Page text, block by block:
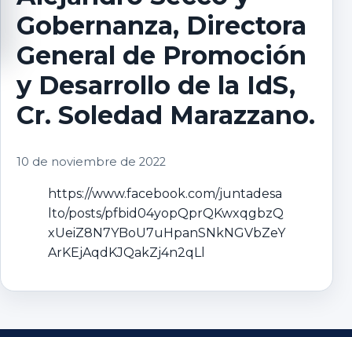
Gobernanza, Directora
General de Promoción
y Desarrollo de la IdS,
Cr. Soledad Marazzano.
10 de noviembre de 2022
https://www.facebook.com/juntadesa
lto/posts/pfbid04yopQprQKwxqgbzQ
xUeiZ8N7YBoU7uHpanSNkNGVbZeY
ArKEjAqdKJQakZj4n2qLl